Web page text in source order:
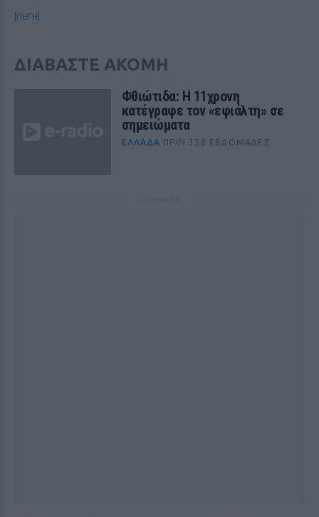
[ΠΗΓΗ]
ΔΙΑΒΑΣΤΕ ΑΚΟΜΗ
Φθιώτιδα: Η 11χρονη
κατέγραφε τον «εφιάλτη» σε
σημειώματα
ΕΛΛΆΔΑ ΠΡΙΝ 358 ΕΒΔΟΜΆΔΕΣ